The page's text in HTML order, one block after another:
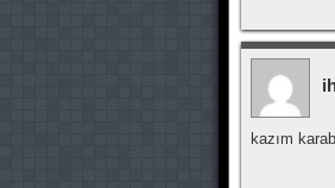
kazım